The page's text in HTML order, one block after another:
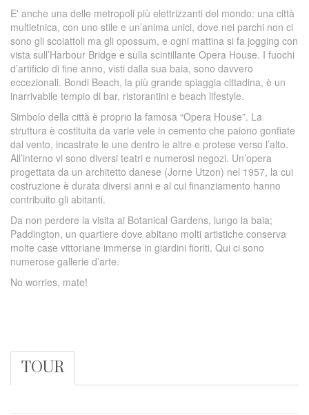
E' anche una delle metropoli più elettrizzanti del mondo: una città
multietnica, con uno stile e un’anima unici, dove nei parchi non ci
sono gli scoiattoli ma gli opossum, e ogni mattina si fa jogging con
vista sull’Harbour Bridge e sulla scintillante Opera House. I fuochi
d’artificio di fine anno, visti dalla sua baia, sono davvero
eccezionali. Bondi Beach, la più grande spiaggia cittadina, è un
inarrivabile tempio di bar, ristorantini e beach lifestyle.
Simbolo della città è proprio la famosa “Opera House”. La
struttura è costituita da varie vele in cemento che paiono gonfiate
dal vento, incastrate le une dentro le altre e protese verso l’alto.
All’interno vi sono diversi teatri e numerosi negozi. Un’opera
progettata da un architetto danese (Jorne Utzon) nel 1957, la cui
costruzione è durata diversi anni e al cui finanziamento hanno
contribuito gli abitanti.
Da non perdere la visita ai Botanical Gardens, lungo la baia;
Paddington, un quartiere dove abitano molti artistiche conserva
molte case vittoriane immerse in giardini fioriti. Qui ci sono
numerose gallerie d’arte.
No worries, mate!
TOUR